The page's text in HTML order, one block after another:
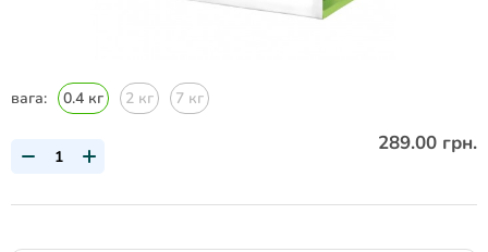
вага: 0.4 кг 2 кг 7 кг
289.00 грн.